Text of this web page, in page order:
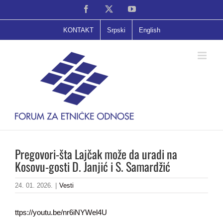
Facebook YouTube
KONTAKT Srpski English
Pregovori-šta Lajčak može da uradi na
Kosovu-gosti D. Janjić i S. Samardžić
24. 01. 2026. Vesti
ttps://youtu.be/nr6iNYWel4U